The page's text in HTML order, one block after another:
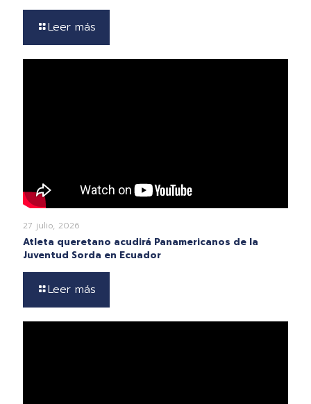
Leer más
27 julio, 2026
Atleta queretano acudirá Panamericanos de la
Juventud Sorda en Ecuador
Leer más